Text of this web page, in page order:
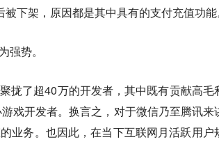
被下架，原因都是其中具有的支付充值功
势。
拢了超40万的开发者，其中既有贡献高毛
戏开发者。换言之，对于微信乃至腾讯来
业务。也因此，在当下互联网月活跃用户